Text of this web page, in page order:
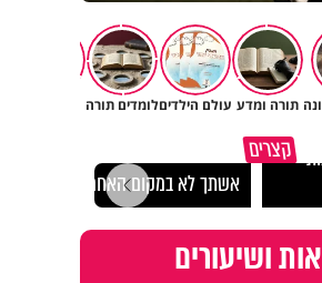
תורה ומדע עולם הילדיםלומדים תורה
קצרים
אשתך לא במקום האחרון
ושיעורים